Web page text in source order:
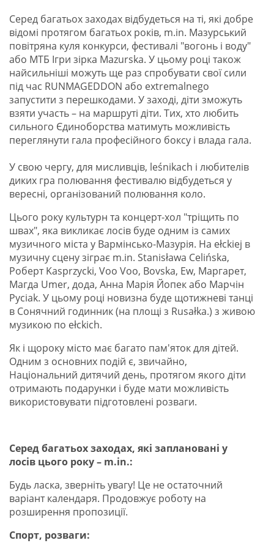
Серед багатьох заходах відбудеться на ті, які добре
відомі протягом багатьох років, m.in. Мазурський
повітряна куля конкурси, фестивалі "вогонь і воду"
або МТБ Ігри зірка Mazurska. У цьому році також
найсильніші можуть ще раз спробувати свої сили
під час RUNMAGEDDON або extremalnego
запустити з перешкодами. У заході, діти зможуть
взяти участь – на маршруті діти. Тих, хто любить
сильного Єдиноборства матимуть можливість
переглянути гала професійного боксу і влада гала.
У свою чергу, для мисливців, leśnikach і любителів
диких гра полювання фестивалю відбудеться у
вересні, організований полювання коло.
Цього року культурн та концерт-хол "тріщить по
швах", яка викликає лосів буде одним із самих
музичного міста у Вармінсько-Мазурія. На ełckiej в
музичну сцену зіграє m.in. Stanisława Celińska,
Роберт Kasprzycki, Voo Voo, Bovska, Ew, Маргарет,
Магда Umer, дода, Анна Марія Йопек або Марчін
Pyciak. У цьому році новизна буде щотижневі танці
в Сонячний годинник (на площі з Rusałka.) з живою
музикою по ełckich.
Як і щороку місто має багато пам'яток для дітей.
Одним з основних подій є, звичайно,
Національний дитячий день, протягом якого діти
отримають подарунки і буде мати можливість
використовувати підготовлені розваги.
Серед багатьох заходах, які заплановані у
лосів цього року – m.in.:
Будь ласка, зверніть увагу! Це не остаточний
варіант календаря. Продовжує роботу на
розширення пропозиції.
Спорт, розваги: